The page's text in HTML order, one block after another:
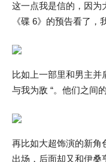
这一点我是信的，因为
《碟 6》的预告看了，
比如上一部里和男主并
与我为敌 “。他们之间
再比如大超饰演的新角
出场，后面却又和伊桑